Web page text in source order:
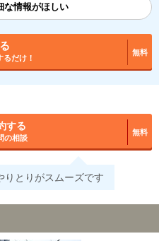
な情報がほしい
だけ！
無料
する
の相談
無料
りとりがスムーズです